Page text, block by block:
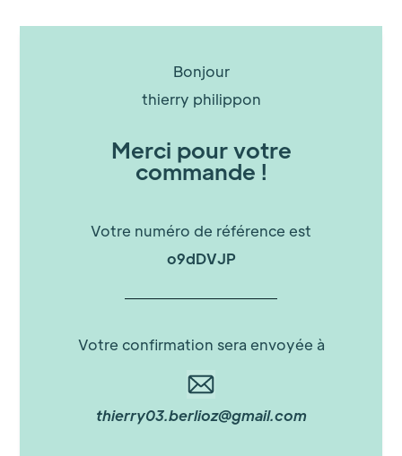
Bonjour
thierry philippon
Merci pour votre
commande !
Votre numéro de référence est
o9dDVJP
Votre confirmation sera envoyée à
thierry03.berlioz@gmail.com